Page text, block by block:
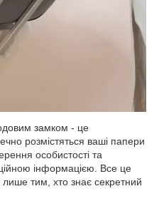
замком - це
розмістяться ваші папери
особистості та
інформацією. Все це
лише тим, хто знає секретний